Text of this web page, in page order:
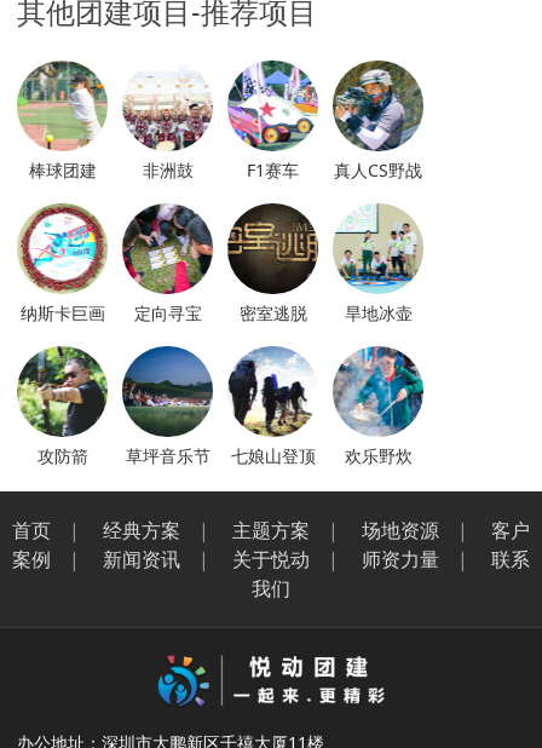
其他团建项目-推荐项目
棒球团建 非洲鼓️ F1赛车 真人CS野战
纳斯卡巨画 定向寻宝 密室逃脱 旱地冰壶
攻防箭 草坪音乐节 七娘山登顶 欢乐野炊
首页 | 经典方案 | 主题方案 | 场地资源 |
客户
案例
| 新闻资讯 | 关于悦动 | 师资力量 |
联系
我们
办公地址：深圳市大鹏新区千禧大厦11楼